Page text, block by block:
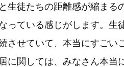
生徒たちの距離感が縮まる
っている感じがします。生
させていて、本当にすごいこ
に関しては、みなさん本当